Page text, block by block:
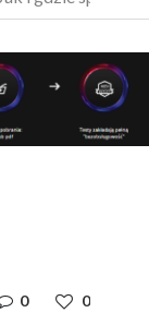
Męskie
0
0